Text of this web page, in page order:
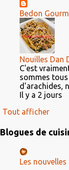
Bedon
Nouilles Dan
C'est
sommes
d'arachides,
Il y a 2 jours
Tout afficher
Blogues de
Les